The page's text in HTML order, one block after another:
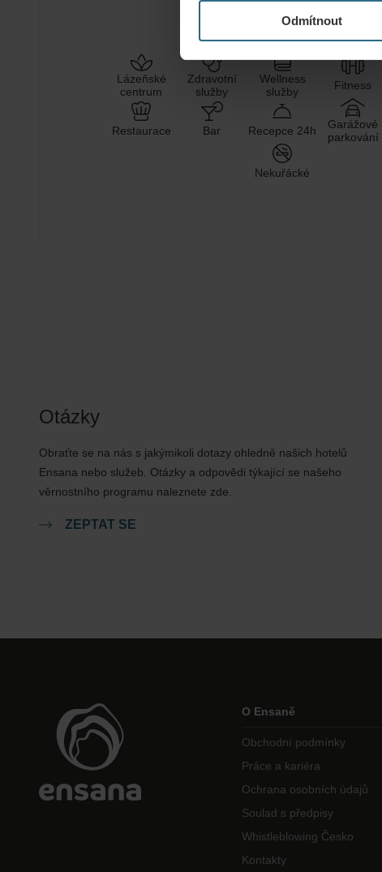
Odmítnout
VODA
BAHNO
Lázeňské
centrum
Zdravotní
služby
Wellness
služby
Fitness
Restaurace Bar Recepce 24h
Garážové
parkování
Nekuřácké
Otázky
Obraťte se na nás s jakýmikoli dotazy ohledně našich hotelů
Ensana nebo služeb. Otázky a odpovědi týkající se našeho
věrnostního programu naleznete zde.
ZEPTAT SE
O Ensaně
Obchodní podmínky
Práce a kariéra
Ochrana osobních údajů
Soulad s předpisy
Whistleblowing Česko
Kontakty